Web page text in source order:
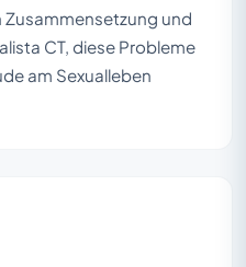
und
CT, diese Probleme
am Sexualleben